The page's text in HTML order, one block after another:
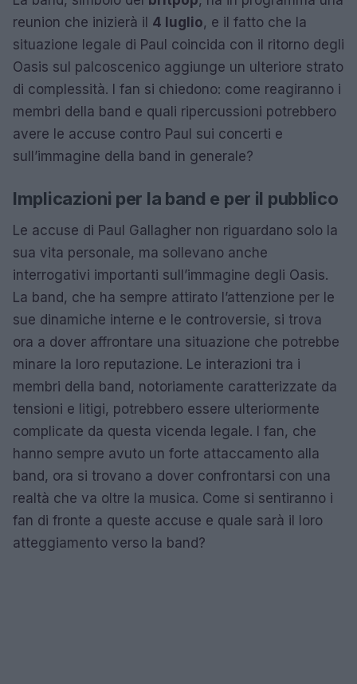
reunion che inizierà il 4 luglio, e il fatto che la
situazione legale di Paul coincida con il ritorno degli
Oasis sul palcoscenico aggiunge un ulteriore strato
di complessità. I fan si chiedono: come reagiranno i
membri della band e quali ripercussioni potrebbero
avere le accuse contro Paul sui concerti e
sull’immagine della band in generale?
Implicazioni per la band e per il pubblico
Le accuse di Paul Gallagher non riguardano solo la
sua vita personale, ma sollevano anche
interrogativi importanti sull’immagine degli Oasis.
La band, che ha sempre attirato l’attenzione per le
sue dinamiche interne e le controversie, si trova
ora a dover affrontare una situazione che potrebbe
minare la loro reputazione. Le interazioni tra i
membri della band, notoriamente caratterizzate da
tensioni e litigi, potrebbero essere ulteriormente
complicate da questa vicenda legale. I fan, che
hanno sempre avuto un forte attaccamento alla
band, ora si trovano a dover confrontarsi con una
realtà che va oltre la musica. Come si sentiranno i
fan di fronte a queste accuse e quale sarà il loro
atteggiamento verso la band?